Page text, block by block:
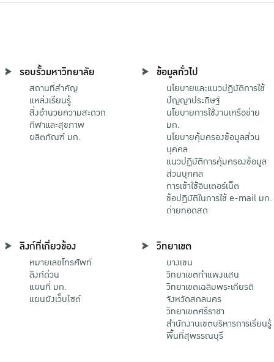
รอบรั้วมหาวิทยาลัย
สถานที่สำคัญ
แหล่งเรียนรู้
สิ่งอำนวยความสะดวก
กีฬาและสุขภาพ
ผลิตภัณฑ์ มก.
ข้อมูลทั่วไป
นโยบายและแนวปฏิบัติการใช้
ปัญญาประดิษฐ์
นโยบายการใช้งานเครือข่าย
มก.
นโยบายคุ้มครองข้อมูลส่วน
บุคคล
แนวปฏิบัติการคุ้มครองข้อมูล
ส่วนบุคคล
การเข้าใช้อินเตอร์เน็ต
ข้อปฏิบัติในการใช้ e-mail มก.
ถ่ายทอดสด
ลิงก์ที่เกี่ยวข้อง
หมายเลขโทรศัพท์
ลิงก์ด่วน
แผนที่ มก.
แผนผังเว็บไซต์
วิทยาเขต
บางเขน
วิทยาเขตกําแพงแสน
วิทยาเขตเฉลิมพระเกียรติ
จังหวัดสกลนคร
วิทยาเขตศรีราชา
สำนักงานเขตบริหารการเรียนรู้
พื้นที่สุพรรณบุรี